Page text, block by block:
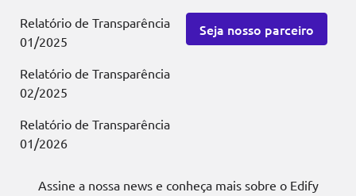
Relatório de Transparência
01/2025
Relatório de Transparência
02/2025
Relatório de Transparência
01/2026
Seja nosso parceiro
Assine a nossa news e conheça mais sobre o Edify